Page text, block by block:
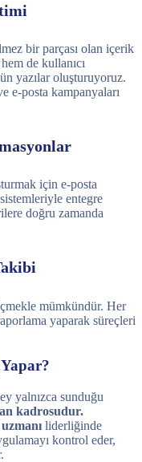
bir parçası olan içerik
de kullanıcı
yazılar oluşturuyoruz.
e-posta kampanyaları
için e-posta
entegre
doğru zamanda
mümkündür. Her
yaparak süreçleri
yalnızca sunduğu
kadrosudur.
liderliğinde
kontrol eder,